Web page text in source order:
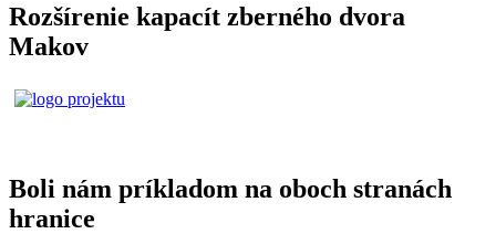
Rozšírenie kapacít zberného dvora
Makov
Boli nám príkladom na oboch stranách
hranice